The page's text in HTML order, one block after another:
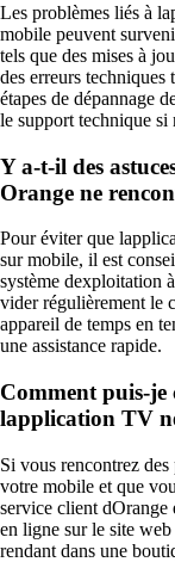
Les problèmes liés à
mobile peuvent
tels que des mises à
des erreurs techniques
étapes de dépannage
le support technique si
Y a-t-il des
Orange ne
Pour éviter que
sur mobile, il est
système dexploitation
vider régulièrement le
appareil de temps en
une assistance rapide.
Comment puis-je
lapplication TV
Si vous rencontrez
votre mobile et que
service client dOrange
en ligne sur le site
rendant dans une